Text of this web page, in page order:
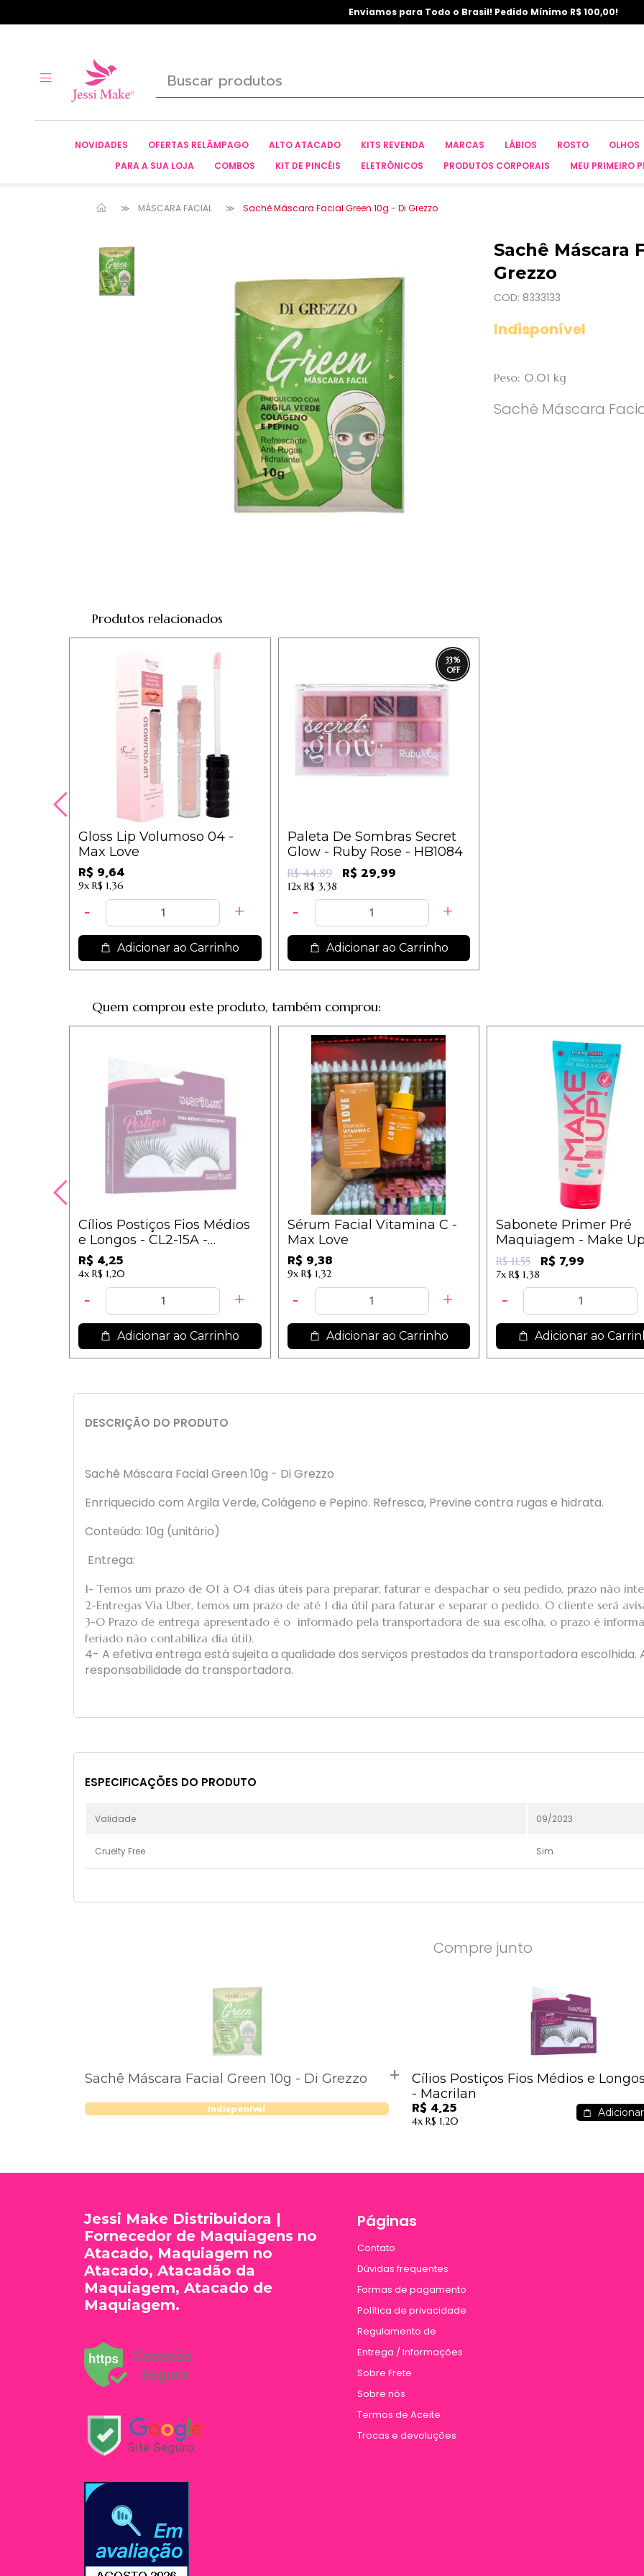
Enviamos para Todo o Brasil! Pedido Mínimo R$ 100,00!
NOVIDADES OFERTAS RELÂMPAGO ALTO ATACADO KITS REVENDA MARCAS LÁBIOS ROSTO OLHOS
PARA A SUA LOJA
COMBOS KIT DE PINCÉIS ELETRÔNICOS PRODUTOS CORPORAIS MEU PRIMEIRO
MÁSCARA FACIAL Sachê Máscara Facial Green 10g - Di Grezzo
Sachê Máscara
Grezzo
COD: 8333133
Indisponível
Peso: 0.01 kg
Sachê Máscara
Produtos relacionados
Gloss Lip Volumoso 04 -
Max Love
R$ 9,64
9x R$ 1,36
Adicionar ao Carrinho
33%
Paleta De Sombras Secret
Glow - Ruby Rose - HB1084
R$ 44,89 R$ 29,99
12x R$ 3,38
Adicionar ao Carrinho
Quem comprou este produto, também comprou:
Cílios Postiços Fios Médios
e Longos - CL2-15A -
Macrilan
R$ 4,25
4x R$ 1,20
Adicionar ao Carrinho
Sérum Facial Vitamina C -
Max Love
R$ 9,38
9x R$ 1,32
Adicionar ao Carrinho
Sabonete Primer Pré
Maquiagem - Make
Dermachem
R$ 11,55 R$ 7,99
7x R$ 1,38
Adicionar ao
DESCRIÇÃO DO PRODUTO
Sachê Máscara Facial Green 10g - Di Grezzo
Enrriquecido com Argila Verde, Colágeno e Pepino. Refresca, Previne contra rugas e hidrata.
Conteúdo: 10g (unitário)
Entrega:
1- Temos um prazo de 01 à 04 dias úteis para preparar, faturar e despachar o seu pedido, prazo não
2-Entregas Via Uber, temos um prazo de até 1 dia útil para faturar e separar o pedido. O cliente será
3-O Prazo de entrega apresentado é o informado pela transportadora de sua escolha, o prazo é
feriado não contabiliza dia útil).
4- A efetiva entrega está sujeita a qualidade dos serviços prestados da transportadora escolhida.
responsabilidade da transportadora.
ESPECIFICAÇÕES DO PRODUTO
Validade 09/2023
Cruelty Free Sim
Compre junto
Sachê Máscara Facial Green 10g - Di Grezzo
Indisponível
Cílios Postiços Fios Médios e Longos - CL2-15A
- Macrilan
R$ 4,25
4x R$ 1,20
Páginas
Contato
Dúvidas frequentes
Formas de pagamento
Política de privacidade
Regulamento de
Entrega / Informações
Sobre Frete
Sobre nós
Termos de Aceite
Trocas e devoluções
Jessi Make Distribuidora |
Fornecedor de Maquiagens no
Atacado, Maquiagem no
Atacado, Atacadão da
Maquiagem, Atacado de
Maquiagem.